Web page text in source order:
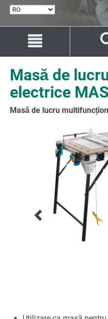
SELECTARE
conținut
navigare
Masă de
electrice
Masă de lucru